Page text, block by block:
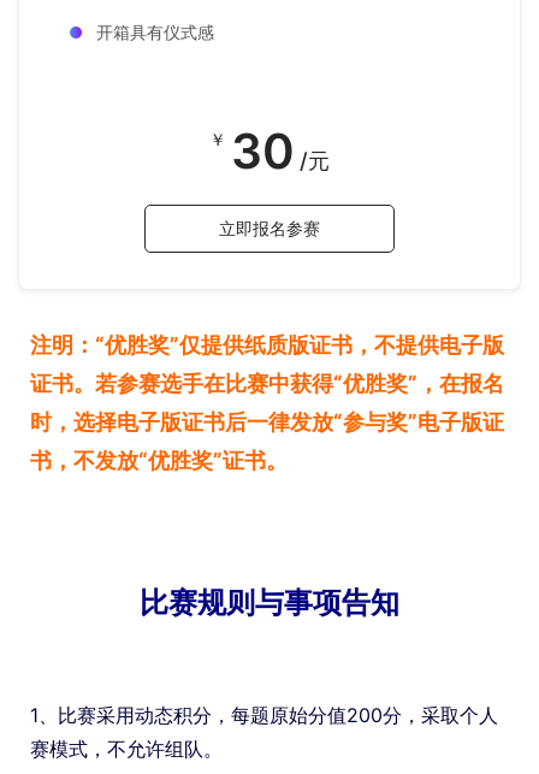
开箱具有仪式感
￥ 30 /元
立即报名参赛
注明：“优胜奖”仅提供纸质版证书，不提供电子版
证书。若参赛选手在比赛中获得“优胜奖”，在报名
时，选择电子版证书后一律发放“参与奖”电子版证
书，不发放“优胜奖”证书。
比赛规则与事项告知
1、比赛采用动态积分，每题原始分值200分，采取个人
赛模式，不允许组队。